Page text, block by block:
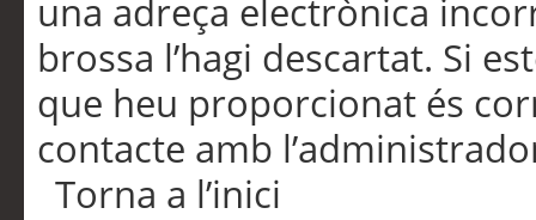
una adreça electrònica
brossa l’hagi descartat. Si
que heu proporcionat és
contacte amb
Torna a l’inici